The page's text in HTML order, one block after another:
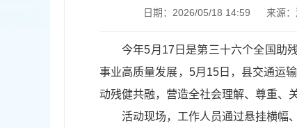
日期：2026/05/18 14:59 来源
今年5月17日是第三十六个全国助
事业高质量发展，5月15日，县交通运
动残健共融，营造全社会理解、尊重、
活动现场，工作人员通过悬挂横幅